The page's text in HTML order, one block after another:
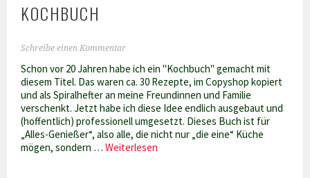
KOCHBUCH
Schreibe einen Kommentar
Schon vor 20 Jahren habe ich ein "Kochbuch" gemacht mit
diesem Titel. Das waren ca. 30 Rezepte, im Copyshop kopiert
und als Spiralhefter an meine Freundinnen und Familie
verschenkt. Jetzt habe ich diese Idee endlich ausgebaut und
(hoffentlich) professionell umgesetzt. Dieses Buch ist für
„Alles-Genießer“, also alle, die nicht nur „die eine“ Küche
mögen, sondern …Weiterlesen